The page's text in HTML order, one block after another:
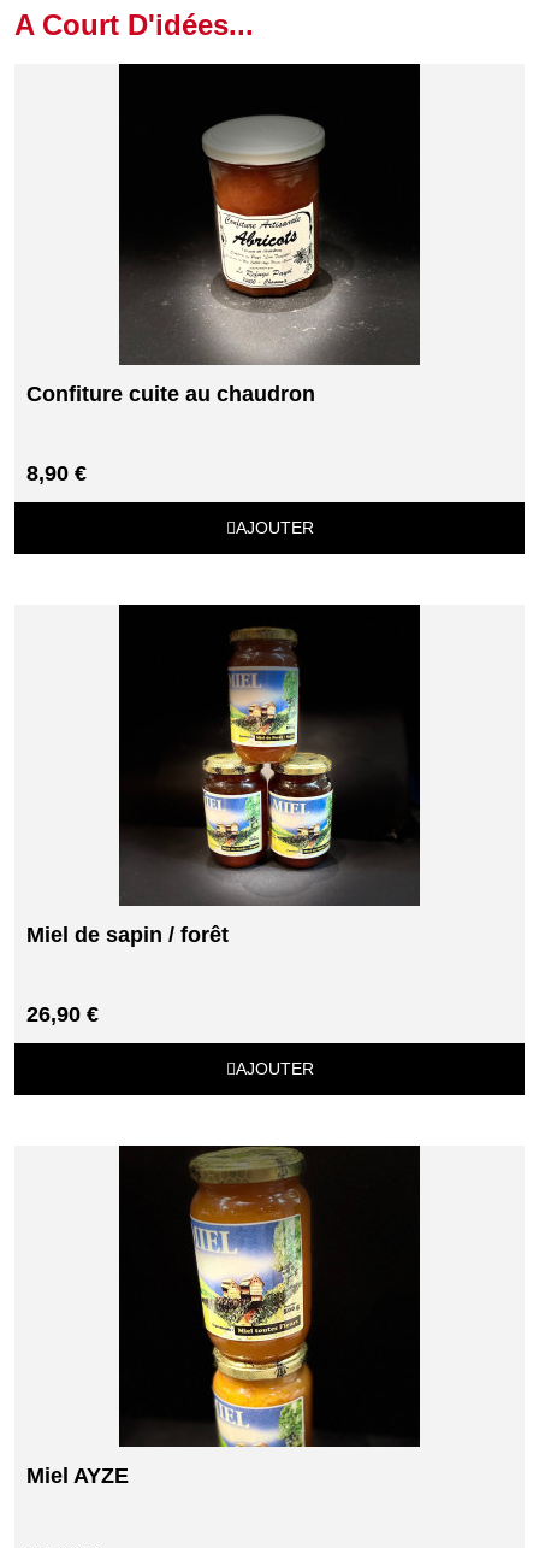
A Court D'idées...
Confiture cuite au chaudron
8,90 €
AJOUTER
Miel de sapin / forêt
26,90 €
AJOUTER
Miel AYZE